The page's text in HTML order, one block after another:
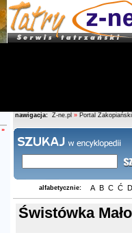
»
nawigacja: Z-ne.pl » Portal Zakopiański
alfabetycznie: A B C Ć D
Świstówka